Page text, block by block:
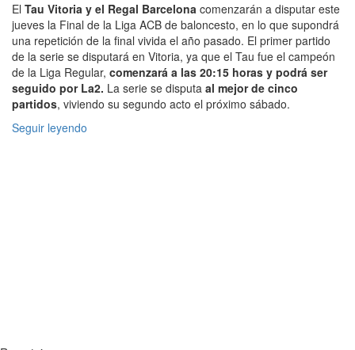
El Tau Vitoria y el Regal Barcelona comenzarán a disputar este
jueves la Final de la Liga ACB de baloncesto, en lo que supondrá
una repetición de la final vivida el año pasado. El primer partido
de la serie se disputará en Vitoria, ya que el Tau fue el campeón
de la Liga Regular, comenzará a las 20:15 horas y podrá ser
seguido por La2. La serie se disputa al mejor de cinco
partidos, viviendo su segundo acto el próximo sábado.
Seguir leyendo